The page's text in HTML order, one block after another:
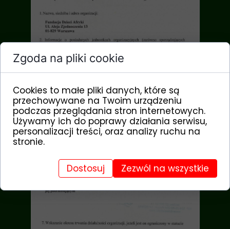
Zgoda na pliki cookie
Cookies to małe pliki danych, które są
przechowywane na Twoim urządzeniu
podczas przeglądania stron internetowych.
Używamy ich do poprawy działania serwisu,
personalizacji treści, oraz analizy ruchu na
stronie.
Dostosuj Zezwól na wszystkie